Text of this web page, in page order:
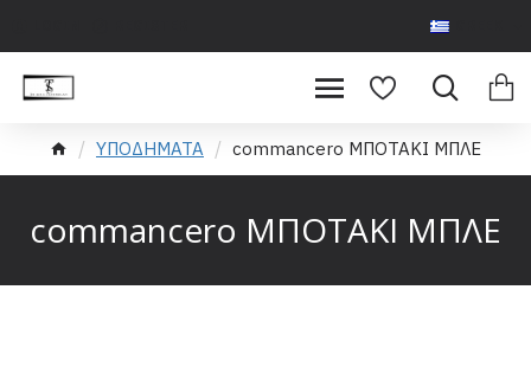
ΥΠΟΔΗΜΑΤΑ commancero ΜΠΟΤΑΚΙ ΜΠΛΕ
commancero ΜΠΟΤΑΚΙ ΜΠΛΕ